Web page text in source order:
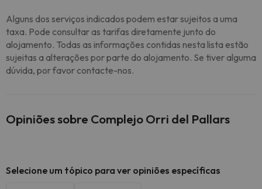
Alguns dos serviços indicados podem estar sujeitos a uma
taxa. Pode consultar as tarifas diretamente junto do
alojamento. Todas as informações contidas nesta lista estão
sujeitas a alterações por parte do alojamento. Se tiver alguma
dúvida, por favor contacte-nos.
Opiniões sobre Complejo Orri del Pallars
Selecione um tópico para ver opiniões específicas